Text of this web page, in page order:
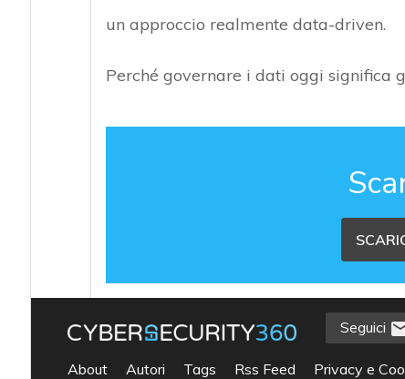
un approccio realmente data-driven.
Perché governare i dati oggi significa
Seguici
About Autori Tags Rss Feed Privacy e